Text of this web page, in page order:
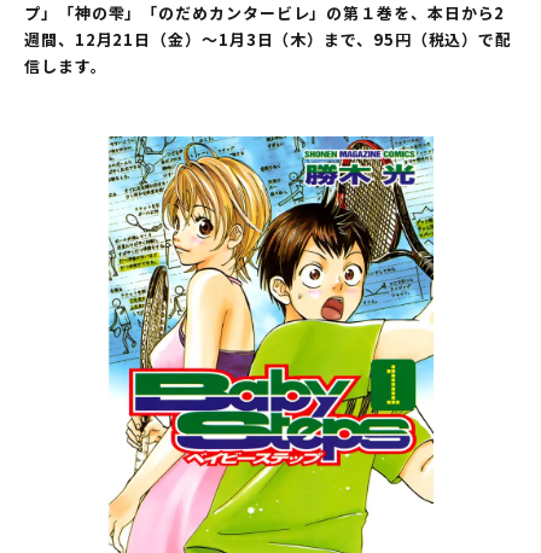
プ」「神の雫」「のだめカンタービレ」の第１巻を、本日から2
週間、12月21日（金）～1月3日（木）まで、95円（税込）で配
信します。